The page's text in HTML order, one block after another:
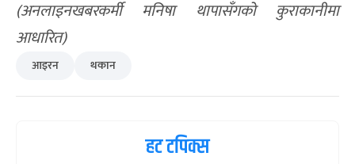
(अनलाइनखबरकर्मी मनिषा थापासँगको कुराकानीमा
आधारित)
आइरन थकान
हट टपिक्स